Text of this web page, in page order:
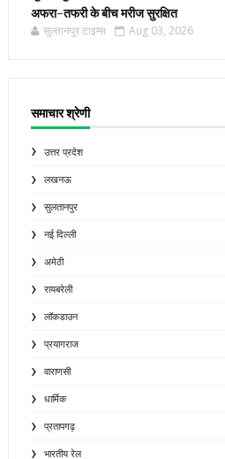
अफरा-तफरी के बीच मरीज सुरक्षित
सुल्तानपुर टाइम्स Aug 03, 2026
समाचार श्रेणी
उत्तर प्रदेश
लखनऊ
सुलतानपुर
नई दिल्ली
अमेठी
रायबरेली
लॉकडाउन
प्रयागराज
वाराणसी
धार्मिक
प्रतापगढ़
भारतीय रेल